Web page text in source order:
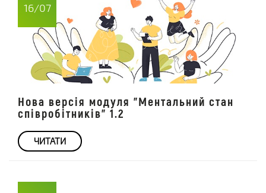
16/07
Нова версія модуля "Ментальний стан
співробітників" 1.2
ЧИТАТИ